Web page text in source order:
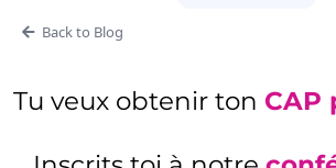
Back to Blog
Tu veux obtenir ton CAP